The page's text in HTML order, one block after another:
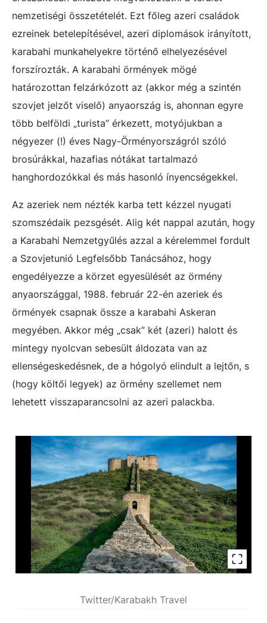
nemzetiségi összetételét. Ezt főleg azeri családok
ezreinek betelepítésével, azeri diplomások irányított,
karabahi munkahelyekre történő elhelyezésével
forszírozták. A karabahi örmények mögé
határozottan felzárkózott az (akkor még a szintén
szovjet jelzőt viselő) anyaország is, ahonnan egyre
több belföldi „turista” érkezett, motyójukban a
négyezer (!) éves Nagy-Örményországról szóló
brosúrákkal, hazafias nótákat tartalmazó
hanghordozókkal és más hasonló ínyencségekkel.
Az azeriek nem nézték karba tett kézzel nyugati
szomszédaik pezsgését. Alig két nappal azután, hogy
a Karabahi Nemzetgyűlés azzal a kérelemmel fordult
a Szovjetunió Legfelsőbb Tanácsához, hogy
engedélyezze a körzet egyesülését az örmény
anyaországgal, 1988. február 22-én azeriek és
örmények csapnak össze a karabahi Askeran
megyében. Akkor még „csak” két (azeri) halott és
mintegy nyolcvan sebesült áldozata van az
ellenségeskedésnek, de a hógolyó elindult a lejtőn, s
(hogy költői legyek) az örmény szellemet nem
lehetett visszaparancsolni az azeri palackba.
Twitter/Karabakh Travel